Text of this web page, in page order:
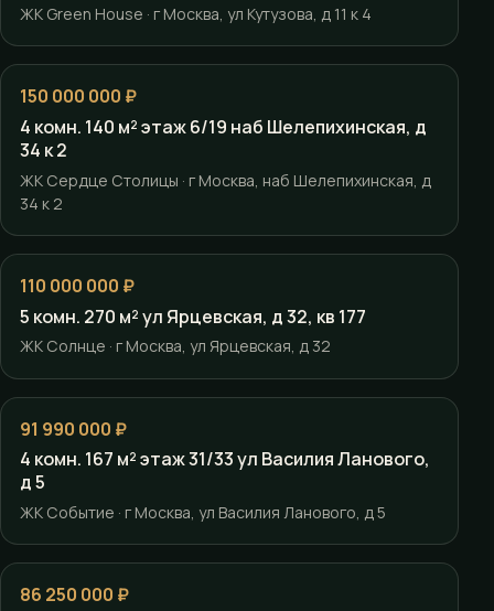
ЖК Green House · г Москва, ул Кутузова, д 11 к 4
150 000 000 ₽
4 комн. 140 м² этаж 6/19 наб Шелепихинская, д
34 к 2
ЖК Сердце Столицы · г Москва, наб Шелепихинская, д
34 к 2
110 000 000 ₽
5 комн. 270 м² ул Ярцевская, д 32, кв 177
ЖК Солнце · г Москва, ул Ярцевская, д 32
91 990 000 ₽
4 комн. 167 м² этаж 31/33 ул Василия Ланового,
д 5
ЖК Событие · г Москва, ул Василия Ланового, д 5
86 250 000 ₽